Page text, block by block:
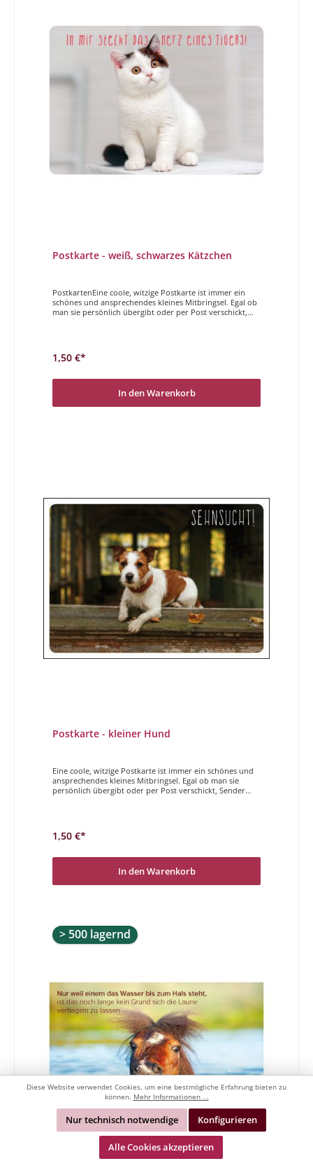
Postkarte - weiß, schwarzes Kätzchen
PostkartenEine coole, witzige Postkarte ist immer ein
schönes und ansprechendes kleines Mitbringsel. Egal ob
man sie persönlich übergibt oder per Post verschickt,
wünschen Ihnen viel Freude beim Stöbern und
auswählen. In mir steckt das Herz eines Tigers.
1,50 €*
In den Warenkorb
Postkarte - kleiner Hund
Eine coole, witzige Postkarte ist immer ein schönes und
ansprechendes kleines Mitbringsel. Egal ob man sie
persönlich übergibt oder per Post verschickt, Sender
wünschen Ihnen viel Freude beim Stöbern und
auswählen. Sehnsucht!
1,50 €*
In den Warenkorb
> 500 lagernd
Diese Website verwendet Cookies, um eine bestmögliche Erfahrung bieten zu
können. Mehr Informationen ...
Nur technisch notwendige Konfigurieren
Alle Cookies akzeptieren